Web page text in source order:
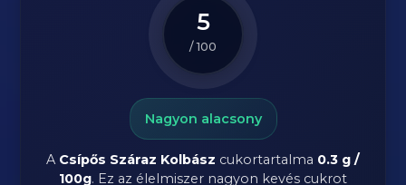
5
/ 100
Nagyon alacsony
A Csípős Száraz Kolbász cukortartalma 0.3 g /
100g. Ez az élelmiszer nagyon kevés cukrot